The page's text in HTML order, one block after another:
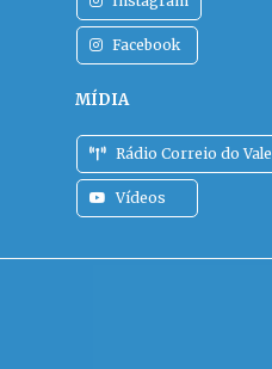
fim de
mas
mortes após